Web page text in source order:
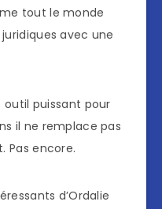
tout le monde
avec une
outil puissant pour
il ne remplace pas
Pas encore.
d’Ordalie